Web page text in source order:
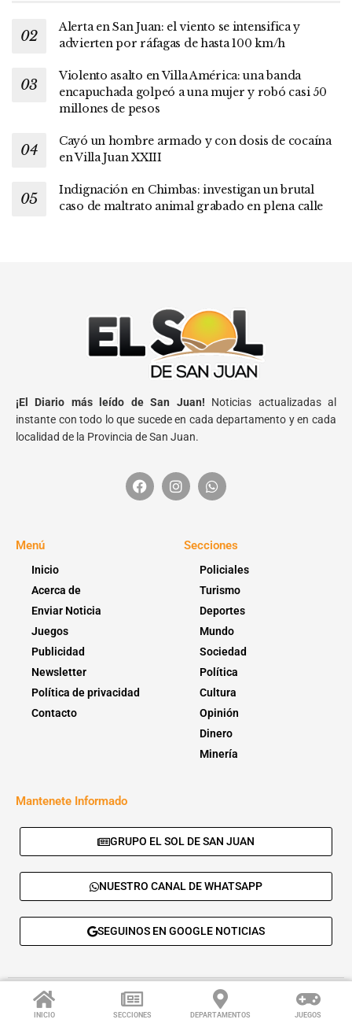
INICIO SECCIONES DEPARTAMENTOS JUEGOS
Alerta en San Juan: el viento se intensifica y
advierten por ráfagas de hasta 100 km/h
Violento asalto en Villa América: una banda
encapuchada golpeó a una mujer y robó casi 50
millones de pesos
Cayó un hombre armado y con dosis de cocaína
en Villa Juan XXIII
Indignación en Chimbas: investigan un brutal
caso de maltrato animal grabado en plena calle
¡El Diario más leído de San Juan! Noticias actualizadas al
instante con todo lo que sucede en cada departamento y en cada
localidad de la Provincia de San Juan.
Menú
Inicio
Acerca de
Enviar Noticia
Juegos
Publicidad
Newsletter
Política de privacidad
Contacto
Secciones
Policiales
Turismo
Deportes
Mundo
Sociedad
Política
Cultura
Opinión
Dinero
Minería
Mantenete Informado
GRUPO EL SOL DE SAN JUAN
NUESTRO CANAL DE WHATSAPP
SEGUINOS EN GOOGLE NOTICIAS
© 2026 - El Sol de San Juan. Todos los derechos reservados. |
Desarrolla:
Daskalos Solutions